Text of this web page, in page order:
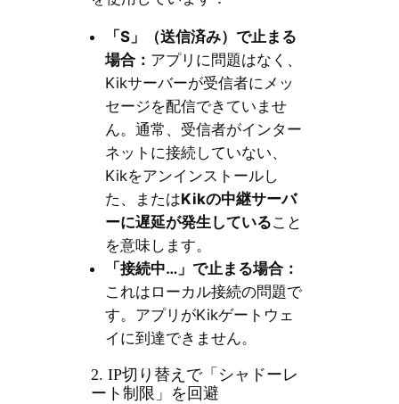
「S」（送信済み）で止まる
場合： アプリに問題はなく、
Kikサーバーが受信者にメッ
セージを配信できていませ
ん。通常、受信者がインター
ネットに接続していない、
Kikをアンインストールし
た、またはKikの中継サーバ
ーに遅延が発生していること
を意味します。
「接続中…」で止まる場合：
これはローカル接続の問題で
す。アプリがKikゲートウェ
イに到達できません。
2. IP切り替えで「シャドーレ
ート制限」を回避